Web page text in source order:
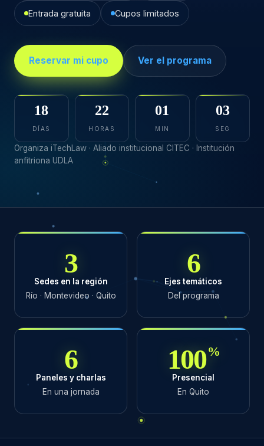
Entrada gratuita Cupos limitados
Reservar mi cupo Ver el programa
18
DÍAS
22
HORAS
01
MIN
03
SEG
Organiza iTechLaw · Aliado institucional CITEC · Institución
anfitriona UDLA
3
Sedes en la región
Río · Montevideo · Quito
6
Ejes temáticos
Del programa
6
Paneles y charlas
En una jornada
100%
Presencial
En Quito